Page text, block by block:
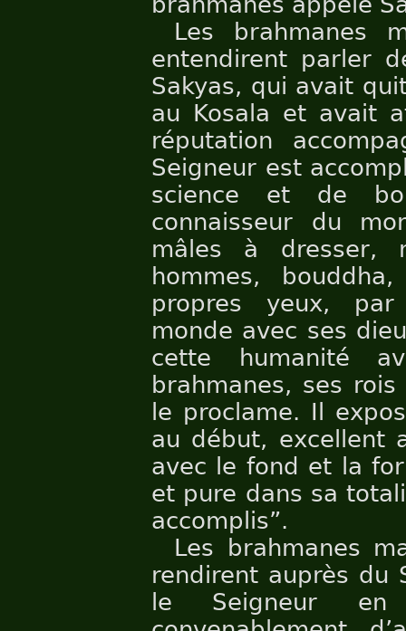
Les brahmanes
entendirent parler
Sakyas, qui avait
au Kosala et avait
réputation
Seigneur est
science et de
connaisseur du
mâles à dresser,
hommes,
propres yeux, par
monde avec ses
cette humanité
brahmanes, ses
le proclame. Il
au début, excellent
avec le fond et la
et pure dans sa
accomplis”.
Les brahmanes
rendirent auprès du
le Seigneur en